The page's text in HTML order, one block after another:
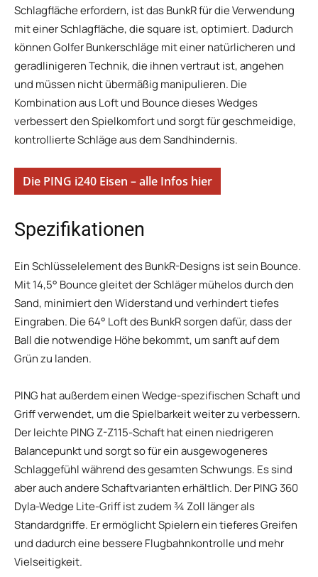
Schlagfläche erfordern, ist das BunkR für die Verwendung
mit einer Schlagfläche, die square ist, optimiert. Dadurch
können Golfer Bunkerschläge mit einer natürlicheren und
geradlinigeren Technik, die ihnen vertraut ist, angehen
und müssen nicht übermäßig manipulieren. Die
Kombination aus Loft und Bounce dieses Wedges
verbessert den Spielkomfort und sorgt für geschmeidige,
kontrollierte Schläge aus dem Sandhindernis.
Die PING i240 Eisen – alle Infos hier
Spezifikationen
Ein Schlüsselelement des BunkR-Designs ist sein Bounce.
Mit 14,5° Bounce gleitet der Schläger mühelos durch den
Sand, minimiert den Widerstand und verhindert tiefes
Eingraben. Die 64° Loft des BunkR sorgen dafür, dass der
Ball die notwendige Höhe bekommt, um sanft auf dem
Grün zu landen.
PING hat außerdem einen Wedge-spezifischen Schaft und
Griff verwendet, um die Spielbarkeit weiter zu verbessern.
Der leichte PING Z-Z115-Schaft hat einen niedrigeren
Balancepunkt und sorgt so für ein ausgewogeneres
Schlaggefühl während des gesamten Schwungs. Es sind
aber auch andere Schaftvarianten erhältlich. Der PING 360
Dyla-Wedge Lite-Griff ist zudem ¾ Zoll länger als
Standardgriffe. Er ermöglicht Spielern ein tieferes Greifen
und dadurch eine bessere Flugbahnkontrolle und mehr
Vielseitigkeit.